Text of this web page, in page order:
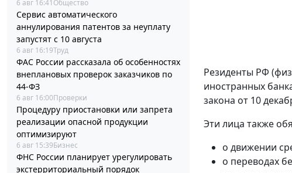
6 авг 16:41 Общество
Сервис автоматического
аннулирования патентов за неуплату
запустят с 10 августа
6 авг 16:19Труд
ФАС России рассказала об особенностях
внеплановых проверок заказчиков по
44-ФЗ
6 авг 16:00Проверки
Процедуру приостановки или запрета
реализации опасной продукции
оптимизируют
6 авг 15:39Бизнес
ФНС России планирует урегулировать
экстерриториальный порядок
Резиденты РФ
иностранных
закона от 10
Эти лица также
о движении
о переводах